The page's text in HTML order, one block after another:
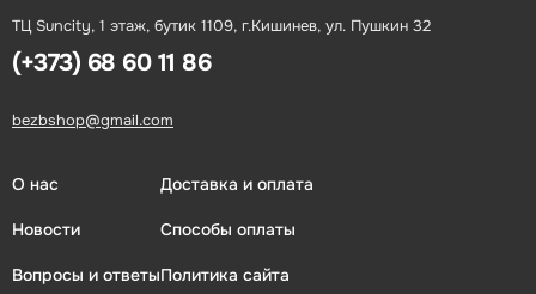
ТЦ Suncity, 1 этаж, бутик 1109, г.Кишинев, ул. Пушкин 32
(+373) 68 60 11 86
bezbshop@gmail.com
О нас
Новости
Вопросы и ответы
Доставка и оплата
Способы оплаты
Политика сайта